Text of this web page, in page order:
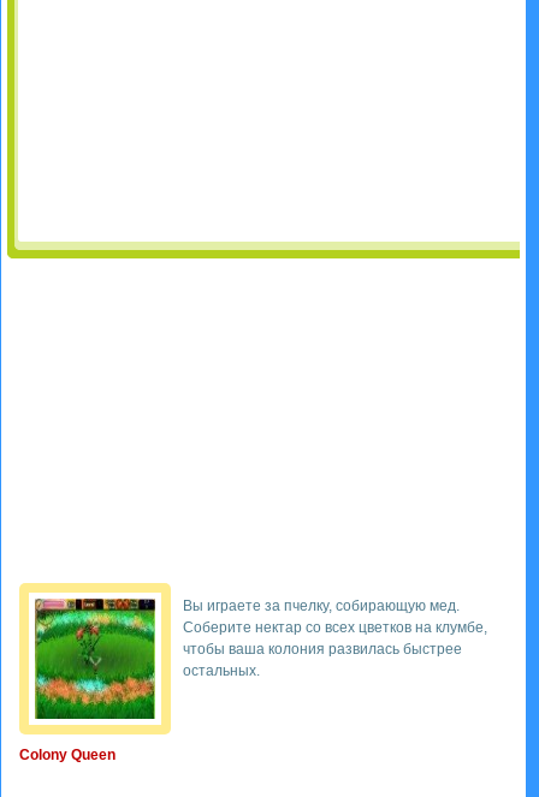
Colony Queen
Вы играете за пчелку, собирающую мед.
Соберите нектар со всех цветков на клумбе,
чтобы ваша колония развилась быстрее
остальных.